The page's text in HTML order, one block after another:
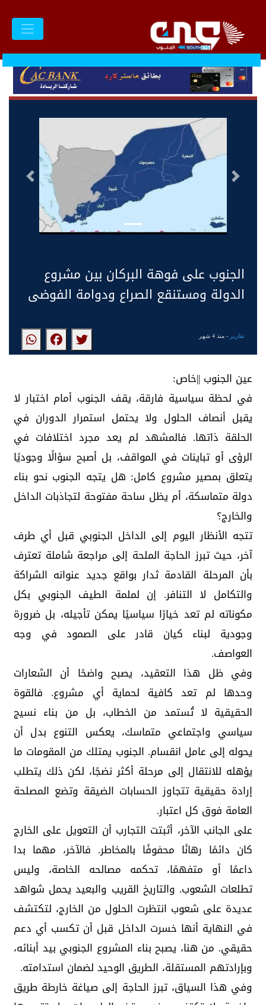
التالى السابق
الجنوب على فوهة البركان بين مشروع
الدولة ومستنقع الصراع ودوامة الفوضى
تقارير - منذ 4 شهر
عين الجنوب ||خاص:
في لحظة سياسية فارقة، يقف الجنوب أمام اختبار لا
يقبل أنصاف الحلول ولا يحتمل استمرار الدوران في
الحلقة ذاتها. فالمشهد لم يعد مجرد اختلافات في
الرؤى أو تباينات في المواقف، بل أصبح سؤالًا وجوديًا
يتعلق بمصير مشروع كامل: هل يتجه الجنوب نحو بناء
دولة متماسكة، أم يظل ساحة مفتوحة لتجاذبات الداخل
والخارج؟
تتجه الأنظار اليوم إلى الداخل الجنوبي قبل أي طرف
آخر، حيث تبرز الحاجة الملحة إلى مراجعة شاملة تعترف
بأن المرحلة القادمة ثدار بواقع جديد عنوانه الشراكة
والتكامل لا التنافر. إن لملمة الطيف الجنوبي بكل
مكوناته لم تعد خيارًا سياسيًا يمكن تأجيله، بل ضرورة
وجودية لبناء كيان قادر على الصمود في وجه
العواصف.
وفي ظل هذا التعقيد، يصبح واضحًا أن الشعارات
وحدها لم تعد كافية لحماية أي مشروع. فالقوة
الحقيقية لا تُستمد من الخطاب، بل من بناء نسيج
سياسي واجتماعي متماسك، يعكس التنوع بدل أن
يحوله إلى عامل انقسام. الجنوب يمتلك من المقومات ما
يؤهله للانتقال إلى مرحلة أكثر نضجًا، لكن ذلك يتطلب
إرادة حقيقية تتجاوز الحسابات الضيقة وتضع المصلحة
العامة فوق كل اعتبار.
على الجانب الآخر، أثبتت التجارب أن التعويل على الخارج
كان دائمًا رهانًا محفوفًا بالمخاطر. فالآخر، مهما بدا
داعمًا أو متفهمًا، تحكمه مصالحه الخاصة، وليس
تطلعات الشعوب. والتاريخ القريب والبعيد يحمل شواهد
عديدة على شعوب انتظرت الحلول من الخارج، لتكتشف
في النهاية أنها خسرت الداخل قبل أن تكسب أي دعم
حقيقي. من هنا، يصبح بناء المشروع الجنوبي بيد أبنائه،
وبإرادتهم المستقلة، الطريق الوحيد لضمان استدامته.
وفي هذا السياق، تبرز الحاجة إلى صياغة خارطة طريق